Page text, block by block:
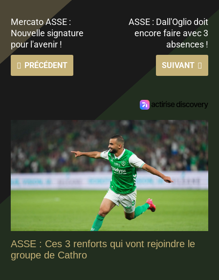
Mercato ASSE :
Nouvelle signature
pour l'avenir !
PRÉCÉDENT
ASSE : Dall'Oglio doit
encore faire avec 3
absences !
SUIVANT
ASSE : Ces 3 renforts qui vont rejoindre le
groupe de Cathro